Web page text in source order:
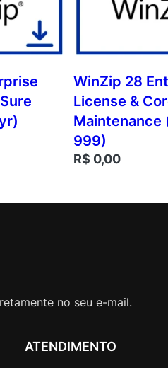
WinZip 28
License &
Maintenance
999)
R$ 0,00
no seu e-mail.
ATENDIMENTO